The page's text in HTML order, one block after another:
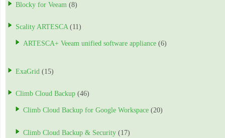
Blocky for Veeam (8)
Scality ARTESCA (11)
ARTESCA+ Veeam unified software appliance (6)
ExaGrid (15)
Climb Cloud Backup (46)
Climb Cloud Backup for Google Workspace (20)
Climb Cloud Backup & Security (17)